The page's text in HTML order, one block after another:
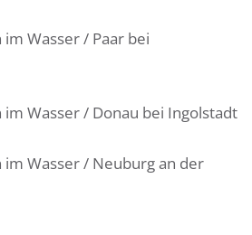
Wasser / Paar bei
Wasser / Donau bei Ingolstadt
Wasser / Neuburg an der